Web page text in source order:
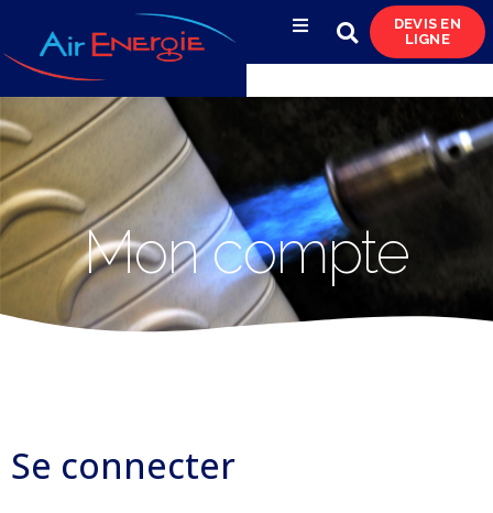
& condensats
Réservoirs
& réseaux de distribution
Azote
& pompes à vide
DEVIS EN
LIGNE
Mon compte
Se connecter